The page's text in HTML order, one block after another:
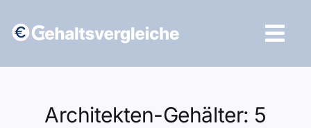
Inhalt
Architekten-Gehälter: 5